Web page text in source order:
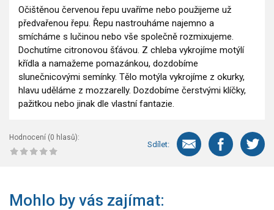
Očištěnou červenou řepu uvaříme nebo použijeme už
předvařenou řepu. Řepu nastrouháme najemno a
smícháme s lučinou nebo vše společně rozmixujeme.
Dochutíme citronovou šťávou. Z chleba vykrojíme motýlí
křídla a namažeme pomazánkou, dozdobíme
slunečnicovými semínky. Tělo motýla vykrojíme z okurky,
hlavu uděláme z mozzarelly. Dozdobíme čerstvými klíčky,
pažitkou nebo jinak dle vlastní fantazie.
Hodnocení (0 hlasů):
Sdílet:
Mohlo by vás zajímat: